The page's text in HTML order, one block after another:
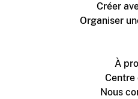
Créer
Organiser
À
Centre
Nous